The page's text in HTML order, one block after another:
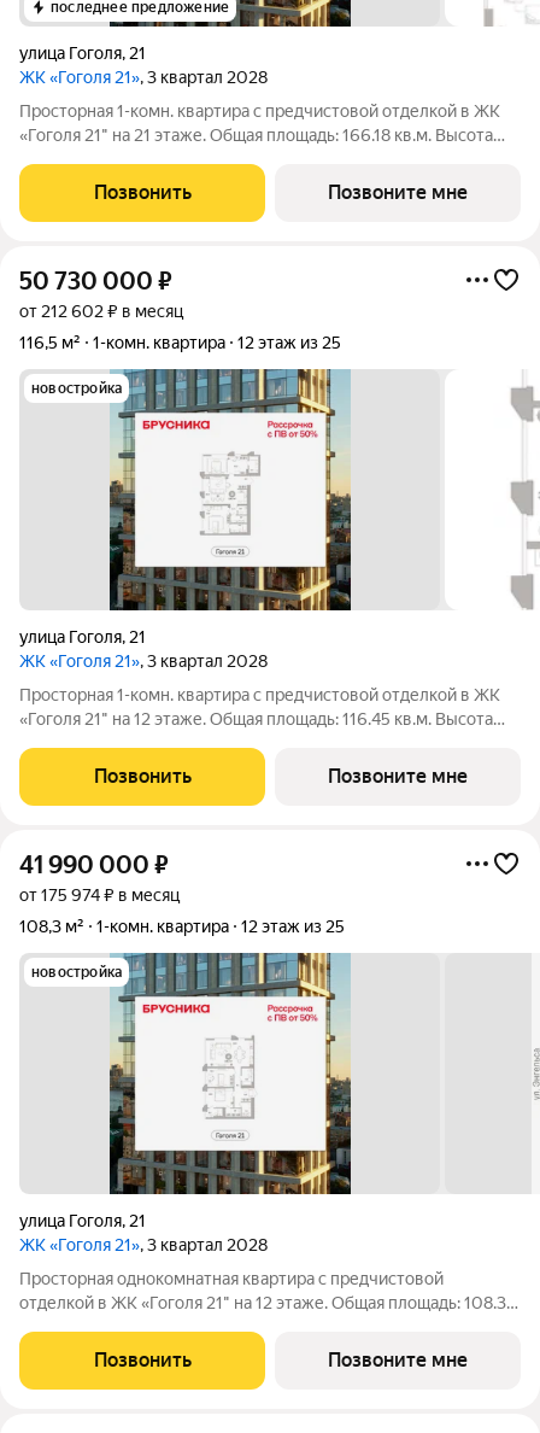
последнее предложение
улица Гоголя, 21
ЖК «Гоголя 21», 3 квартал 2028
Просторная 1-комн. квартира с предчистовой отделкой в ЖК
«Гоголя 21" на 21 этаже. Общая площадь: 166.18 кв.м. Высота
в проекте Гоголя 21. Особенности планировки: окна в пол,
панорамное
Позвонить Позвоните мне
50 730 000 ₽
от 212 602 ₽ в месяц
116,5 м²
1-комн. квартира 12 этаж из 25
новостройка
улица Гоголя, 21
ЖК «Гоголя 21», 3 квартал 2028
Просторная 1-комн. квартира с предчистовой отделкой в ЖК
«Гоголя 21" на 12 этаже. Общая площадь: 116.45 кв.м. Высота
в проекте Гоголя 21. Особенности планировки: окна в пол,
панорамное
Позвонить Позвоните мне
41 990 000 ₽
от 175 974 ₽ в месяц
108,3 м²
1-комн. квартира 12 этаж из 25
новостройка
улица Гоголя, 21
ЖК «Гоголя 21», 3 квартал 2028
Просторная однокомнатная квартира с предчистовой
отделкой в ЖК «Гоголя 21" на 12 этаже. Общая площадь: 108.3
42 кв.м. Угловая квартира, окна oбecпeчивaют paвнoмepнoe
ocвeщeниe в тeчeниe
Позвонить Позвоните мне